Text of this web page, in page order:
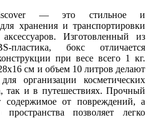
— это стильное и
хранения и транспортировки
Изготовленный из
пластика, бокс отличается
при весе всего 1 кг.
см и объем 10 литров делают
организации косметических
так и в путешествиях. Прочный
содержимое от повреждений, а
пространства позволяет легко